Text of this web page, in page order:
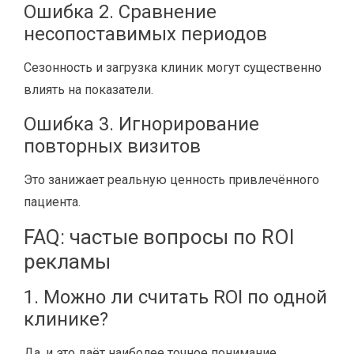
Ошибка 2. Сравнение
несопоставимых периодов
Сезонность и загрузка клиник могут существенно
влиять на показатели.
Ошибка 3. Игнорирование
повторных визитов
Это занижает реальную ценность привлечённого
пациента.
FAQ: частые вопросы по ROI
рекламы
1. Можно ли считать ROI по одной
клинике?